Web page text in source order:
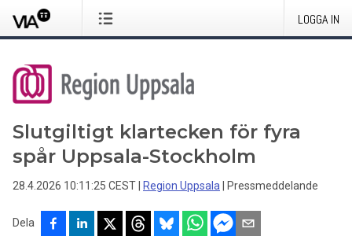
LOGGA IN
Slutgiltigt klartecken för fyra
spår Uppsala-Stockholm
28.4.2026 10:11:25 CEST Region Uppsala Pressmeddelande
Dela